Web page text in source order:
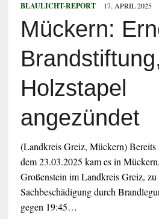
BLAULICHT-REPORT 17. APRIL 2025
Mückern:
Holzstapel
angezündet
(Landkreis Greiz, Mückern)
dem 23.03.2025 kam es in
Großenstein im Landkreis Greiz, zu
Sachbeschädigung durch
gegen 19:45…